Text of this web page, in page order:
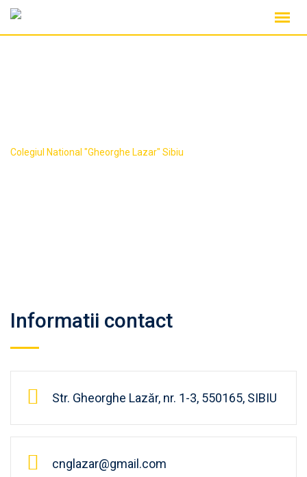
Skip
Colegiul National "Gheorghe Lazar" Sibiu
Informatii contact
Str. Gheorghe Lazăr, nr. 1-3, 550165, SIBIU
cnglazar@gmail.com